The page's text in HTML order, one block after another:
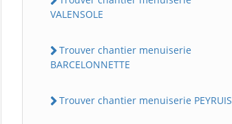
VALENSOLE
Trouver chantier menuiserie
BARCELONNETTE
Trouver chantier menuiserie PEYRUIS